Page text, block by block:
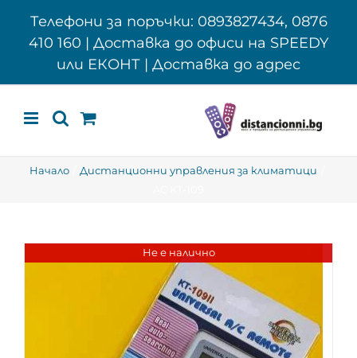
Телефони за поръчки: 0893827434, 0876
410 160 | Доставка до офиси на SPEEDY
или ЕКОНТ | Доставка до адрес
Начало
Дистанционни управления за климатици
Не е налично